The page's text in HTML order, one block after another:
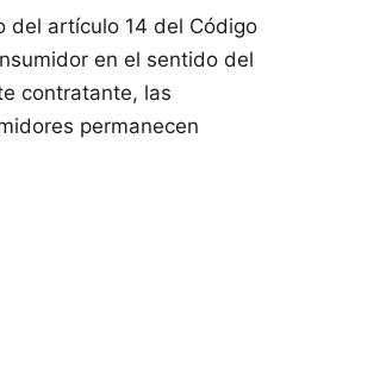
del artículo 14 del Código
en el sentido del
contratante, las
permanecen